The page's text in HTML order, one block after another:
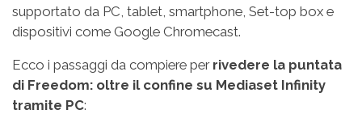
supportato da PC, tablet, smartphone, Set-top box e
dispositivi come Google Chromecast.
Ecco i passaggi da compiere per rivedere la puntata
di Freedom: oltre il confine su Mediaset Infinity
tramite PC: